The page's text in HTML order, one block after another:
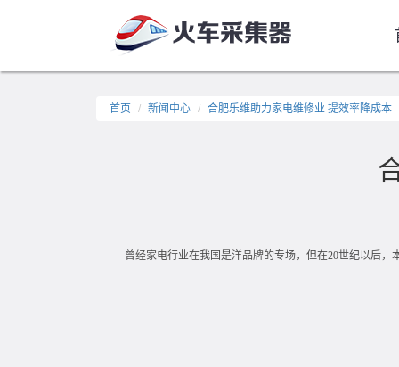
首页 新闻中心 合肥乐维助力家电维修业 提效率降成本
曾经家电行业在我国是洋品牌的专场，但在20世纪以后，